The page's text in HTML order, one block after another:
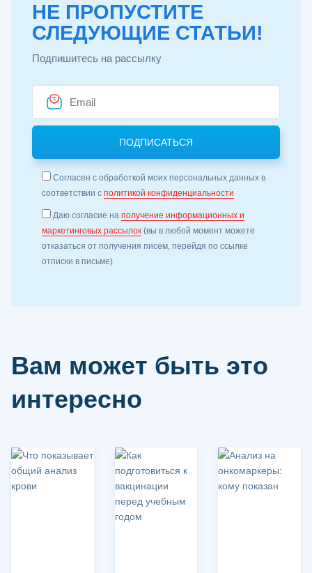
НЕ ПРОПУСТИТЕ
СЛЕДУЮЩИЕ СТАТЬИ!
Подпишитесь на рассылку
Согласен с обработкой моих персональных данных в
соответствии с политикой конфиденциальности
Даю согласие на получение информационных и
маркетинговых рассылок (вы в любой момент можете
отказаться от получения писем, перейдя по ссылке
отписки в письме)
Вам может быть это
интересно